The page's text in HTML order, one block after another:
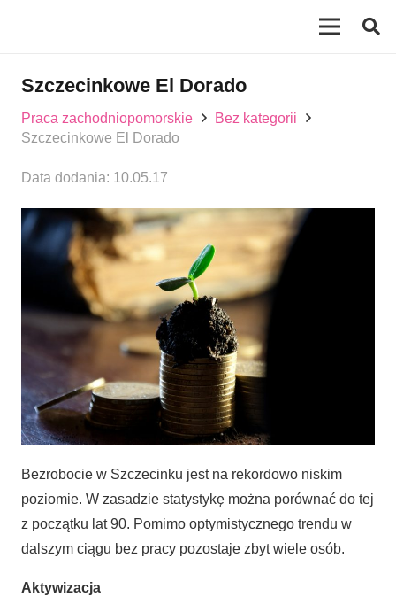
Szczecinkowe El Dorado
Praca zachodniopomorskie
Bez kategorii
Szczecinkowe El Dorado
Data dodania: 10.05.17
Bezrobocie w Szczecinku jest na rekordowo niskim
poziomie. W zasadzie statystykę można porównać do tej
z początku lat 90. Pomimo optymistycznego trendu w
dalszym ciągu bez pracy pozostaje zbyt wiele osób.
Aktywizacja